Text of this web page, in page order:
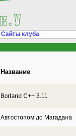
Сайты клуба
Название
Borland C++ 3.11
Автостопом до Магадана